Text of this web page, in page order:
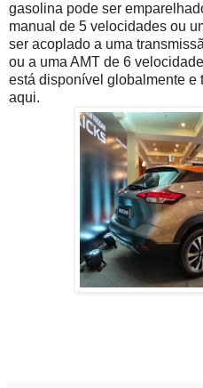
gasolina pode ser
manual de 5 velocidades ou
ser acoplado a uma
ou a uma AMT de 6
está disponível globalmente e
aqui.